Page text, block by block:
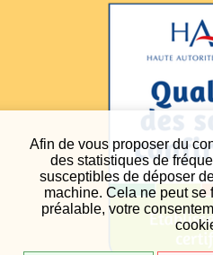
Afin de vous proposer du
des statistiques de
susceptibles de déposer
machine. Cela ne peut se
préalable, votre